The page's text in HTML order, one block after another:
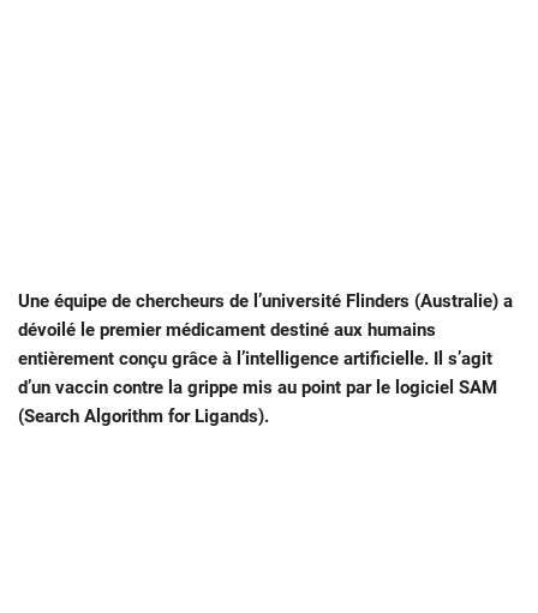
Une équipe de chercheurs de l’université Flinders (Australie) a
dévoilé le premier médicament destiné aux humains
entièrement conçu grâce à l’intelligence artificielle. Il s’agit
d’un vaccin contre la grippe mis au point par le logiciel SAM
(Search Algorithm for Ligands).